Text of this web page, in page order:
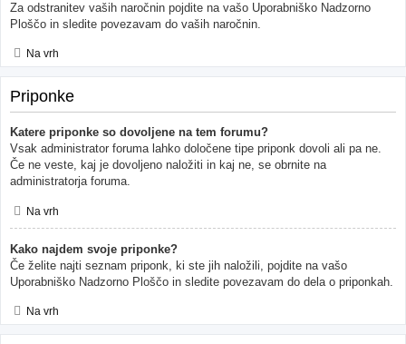
Za odstranitev vaših naročnin pojdite na vašo Uporabniško Nadzorno
Ploščo in sledite povezavam do vaših naročnin.
Na vrh
Priponke
Katere priponke so dovoljene na tem forumu?
Vsak administrator foruma lahko določene tipe priponk dovoli ali pa ne.
Če ne veste, kaj je dovoljeno naložiti in kaj ne, se obrnite na
administratorja foruma.
Na vrh
Kako najdem svoje priponke?
Če želite najti seznam priponk, ki ste jih naložili, pojdite na vašo
Uporabniško Nadzorno Ploščo in sledite povezavam do dela o priponkah.
Na vrh